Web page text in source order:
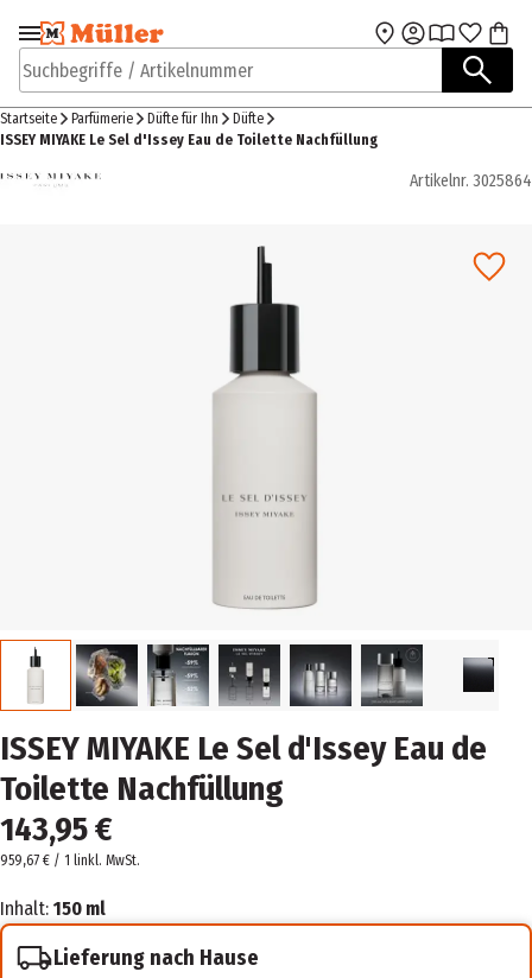
Zur Navigation
springen
Zum Hauptinhalt
Suchbegriffe / Artikelnummer
Startseite Parfümerie Düfte für Ihn
Düfte
ISSEY MIYAKE Le Sel d'Issey Eau de Toilette Nachfüllung
Artikelnr. 3025864
ISSEY MIYAKE Le Sel d'Issey Eau de
Toilette Nachfüllung
143,95 €
959,67 € / 1 linkl. MwSt.
Inhalt: 150 ml
Lieferung nach Hause